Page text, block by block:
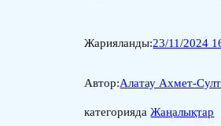
Жарияланды:23/11/2024
Автор:Алатау Ахмет-
категориядаЖаңалықтар